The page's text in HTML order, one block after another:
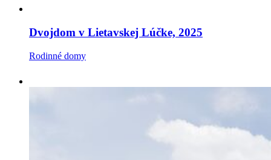
Dvojdom v Lietavskej Lúčke, 2025
Rodinné domy